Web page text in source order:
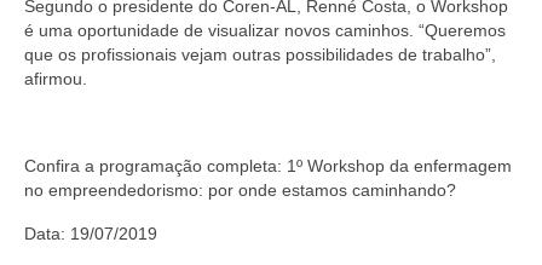
Portarias
Processos Éticos
Censura Pública
Segundo o presidente do Coren-AL, Renné Costa, o Workshop
é uma oportunidade de visualizar novos caminhos. “Queremos
que os profissionais vejam outras possibilidades de trabalho”,
afirmou.
Confira a programação completa: 1º Workshop da enfermagem
no empreendedorismo: por onde estamos caminhando?
Data: 19/07/2019